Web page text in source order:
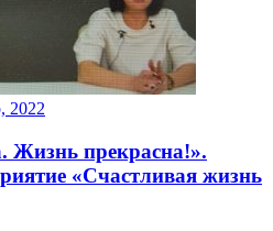
2022
Жизнь прекрасна!».
«Счастливая жизнь